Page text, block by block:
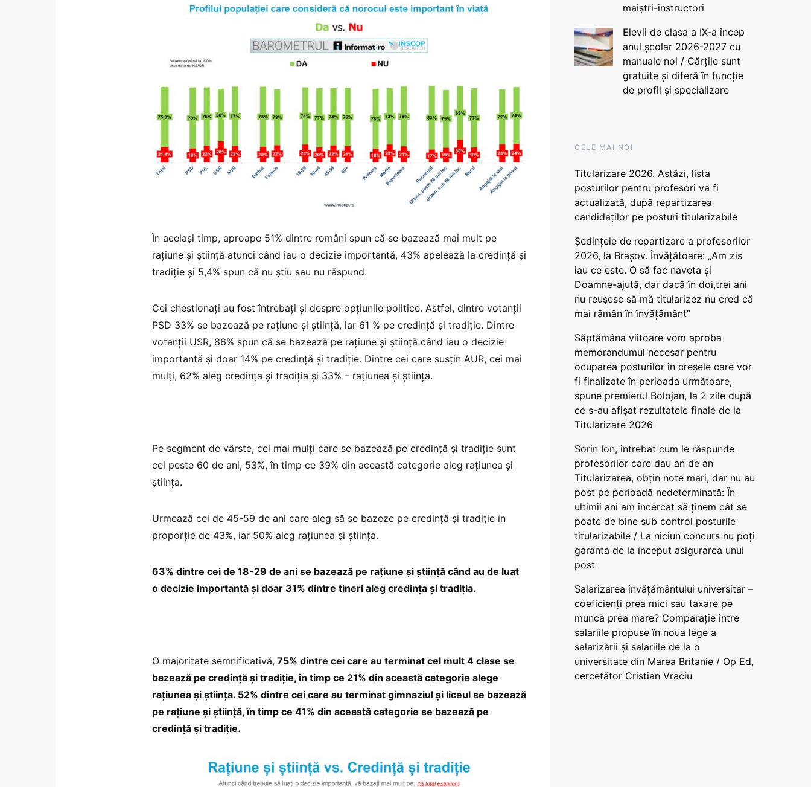
În același timp, aproape 51% dintre români spun că se bazează mai mult pe
rațiune și știință atunci când iau o decizie importantă, 43% apelează la credință și
tradiție și 5,4% spun că nu știu sau nu răspund.
Cei chestionați au fost întrebați și despre opțiunile politice. Astfel, dintre votanții
PSD 33% se bazează pe rațiune și știință, iar 61 % pe credință și tradiție. Dintre
votanții USR, 86% spun că se bazează pe rațiune și știință când iau o decizie
importantă și doar 14% pe credință și tradiție. Dintre cei care susțin AUR, cei mai
mulți, 62% aleg credința și tradiția și 33% – rațiunea și știința.
Pe segment de vârste, cei mai mulți care se bazează pe credință și tradiție sunt
cei peste 60 de ani, 53%, în timp ce 39% din această categorie aleg rațiunea și
știința.
Urmează cei de 45-59 de ani care aleg să se bazeze pe credință și tradiție în
proporție de 43%, iar 50% aleg rațiunea și știința.
63% dintre cei de 18-29 de ani se bazează pe rațiune și știință când au de luat
o decizie importantă și doar 31% dintre tineri aleg credința și tradiția.
O majoritate semnificativă, 75% dintre cei care au terminat cel mult 4 clase se
bazează pe credință și tradiție, în timp ce 21% din această categorie alege
rațiunea și știința. 52% dintre cei care au terminat gimnaziul și liceul se bazează
pe rațiune și știință, în timp ce 41% din această categorie se bazează pe
credință și tradiție.
maiștri-instructori
Elevii de clasa a IX-a încep
anul școlar 2026-2027 cu
manuale noi / Cărțile sunt
gratuite și diferă în funcție
de profil și specializare
CELE MAI NOI
Titularizare 2026. Astăzi, lista
posturilor pentru profesori va fi
actualizată, după repartizarea
candidaților pe posturi titularizabile
Ședințele de repartizare a profesorilor
2026, la Brașov. Învățătoare: „Am zis
iau ce este. O să fac naveta și
Doamne-ajută, dar dacă în doi,trei ani
nu reușesc să mă titularizez nu cred că
mai rămân în învățământ”
Săptămâna viitoare vom aproba
memorandumul necesar pentru
ocuparea posturilor în creșele care vor
fi finalizate în perioada următoare,
spune premierul Bolojan, la 2 zile după
ce s-au afișat rezultatele finale de la
Titularizare 2026
Sorin Ion, întrebat cum le răspunde
profesorilor care dau an de an
Titularizarea, obțin note mari, dar nu au
post pe perioadă nedeterminată: În
ultimii ani am încercat să ținem cât se
poate de bine sub control posturile
titularizabile / La niciun concurs nu poți
garanta de la început asigurarea unui
post
Salarizarea învățământului universitar –
coeficienți prea mici sau taxare pe
muncă prea mare? Comparație între
salariile propuse în noua lege a
salarizării și salariile de la o
universitate din Marea Britanie / Op Ed,
cercetător Cristian Vraciu